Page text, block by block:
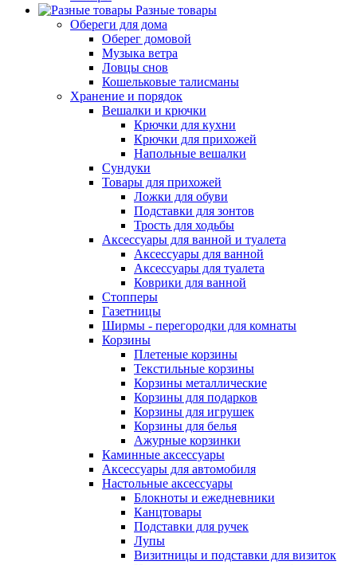
Разные товары
Обереги для дома
Оберег домовой
Музыка ветра
Ловцы снов
Кошельковые талисманы
Хранение и порядок
Вешалки и крючки
Крючки для кухни
Крючки для прихожей
Напольные вешалки
Сундуки
Товары для прихожей
Ложки для обуви
Подставки для зонтов
Трость для ходьбы
Аксессуары для ванной и туалета
Аксессуары для ванной
Аксессуары для туалета
Коврики для ванной
Стопперы
Газетницы
Ширмы - перегородки для комнаты
Корзины
Плетеные корзины
Текстильные корзины
Корзины металлические
Корзины для подарков
Корзины для игрушек
Корзины для белья
Ажурные корзинки
Каминные аксессуары
Аксессуары для автомобиля
Настольные аксессуары
Блокноты и ежедневники
Канцтовары
Подставки для ручек
Лупы
Визитницы и подставки для визиток